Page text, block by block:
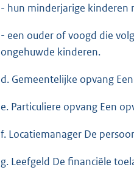
- hun minderjarige kinderen
- een ouder of voogd die
ongehuwde kinderen.
d. Gemeentelijke opvang
e. Particuliere opvang Een
f. Locatiemanager De
g. Leefgeld De financiële